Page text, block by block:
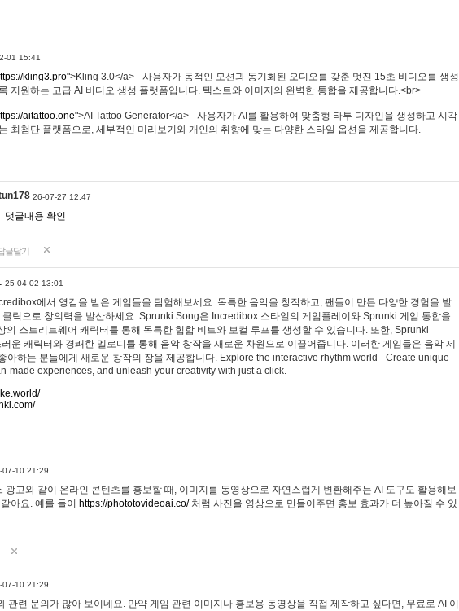
01 15:41
kling3.pro">Kling 3.0</a> - 사용자가 동적인 모션과 동기화된 오디오를 갖춘 멋진 15초 비디오를 생성
지원하는 고급 AI 비디오 생성 플랫폼입니다. 텍스트와 이미지의 완벽한 통합을 제공합니다.<br>
aitattoo.one">AI Tattoo Generator</a> - 사용자가 AI를 활용하여 맞춤형 타투 디자인을 생성하고 시각
최첨단 플랫폼으로, 세부적인 미리보기와 개인의 취향에 맞는 다양한 스타일 옵션을 제공합니다.
26-07-27 12:47
댓글내용 확인
글달기
25-04-02 13:01
에서 영감을 받은 게임들을 탐험해보세요. 독특한 음악을 창작하고, 팬들이 만든 다양한 경험을 발
클릭으로 창의력을 발산하세요. Sprunki Song은 Incredibox 스타일의 게임플레이와 Sprunki 게임 통합을
의 스트리트웨어 캐릭터를 통해 독특한 힙합 비트와 보컬 루프를 생성할 수 있습니다. 또한, Sprunki
운 캐릭터와 경쾌한 멜로디를 통해 음악 창작을 새로운 차원으로 이끌어줍니다. 이러한 게임들은 음악 제
아하는 분들에게 새로운 창작의 장을 제공합니다. Explore the interactive rhythm world - Create unique
made experiences, and unleash your creativity with just a click.
07-10 21:29
광고와 같이 온라인 콘텐츠를 홍보할 때, 이미지를 동영상으로 자연스럽게 변환해주는 AI 도구도 활용해보
아요. 예를 들어 https://phototovideoai.co/처럼 사진을 영상으로 만들어주면 홍보 효과가 더 높아질 수 있
07-10 21:29
관련 문의가 많아 보이네요. 만약 게임 관련 이미지나 홍보용 동영상을 직접 제작하고 싶다면, 무료로 AI 이